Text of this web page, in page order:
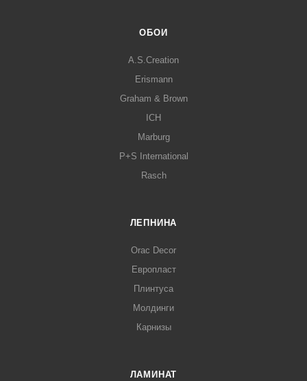
ОБОИ
A.S.Creation
Erismann
Graham & Brown
ICH
Marburg
P+S International
Rasch
ЛЕПНИНА
Orac Decor
Европласт
Плинтуса
Молдинги
Карнизы
ЛАМИНАТ